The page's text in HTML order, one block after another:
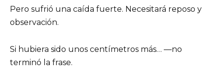
Pero sufrió una caída fuerte. Necesitará reposo y
observación.
Si hubiera sido unos centímetros más… —no
terminó la frase.